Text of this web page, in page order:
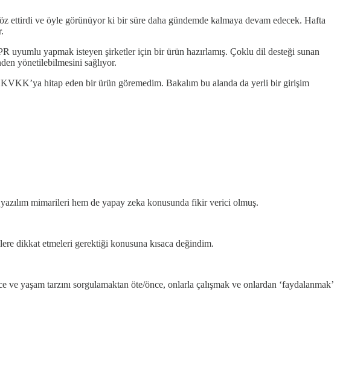
ettirdi ve öyle görünüyor ki bir süre daha gündemde kalmaya devam edecek. Hafta
uyumlu yapmak isteyen şirketler için bir ürün hazırlamış. Çoklu dil desteği sunan
yönetilebilmesini sağlıyor.
hitap eden bir ürün göremedim. Bakalım bu alanda da yerli bir girişim
yazılım mimarileri hem de yapay zeka konusunda fikir verici olmuş.
dikkat etmeleri gerektiği konusuna kısaca değindim.
yaşam tarzını sorgulamaktan öte/önce, onlarla çalışmak ve onlardan ‘faydalanmak’